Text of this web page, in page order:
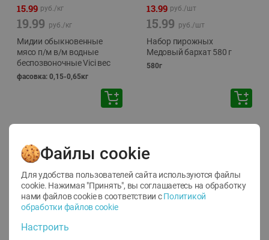
15.99 руб./кг
19.99 руб./кг
Мидии обыкновенные
мясо п/м в/м водные
беспозвоночные Vici вес
фасовка: 0,15-0,65кг
13.99 руб./шт
15.99 руб./шт
Набор пирожных
Медовый бархат 580 г
580г
12
1.05 руб./
Файлы cookie
Для удобства пользователей сайта используются файлы
cookie. Нажимая "Принять", вы соглашаетесь на обработку
нами файлов cookie в соответствии с Политикой
обработки файлов cookie
Настроить